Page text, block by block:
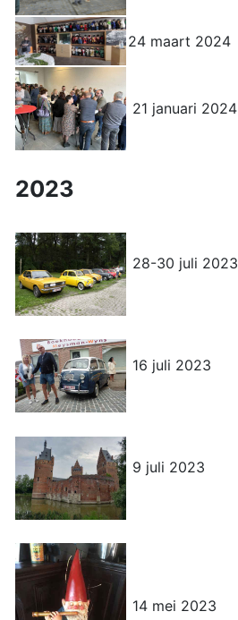
24 maart 2024
21 januari 2024
2023
28-30 juli 2023
16 juli 2023
9 juli 2023
14 mei 2023